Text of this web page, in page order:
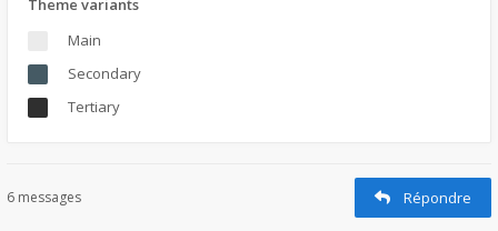
Theme variants
Main
Secondary
Tertiary
6 messages Répondre